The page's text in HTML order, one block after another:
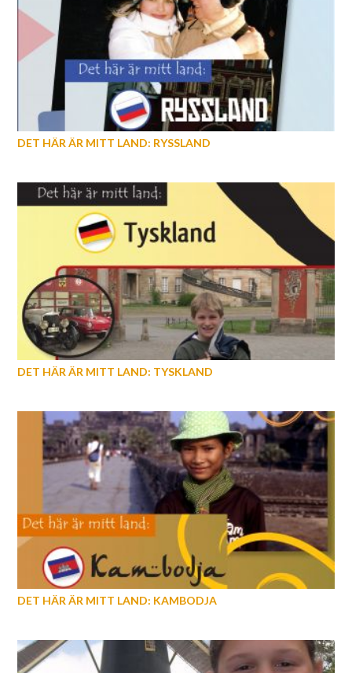
DET HÄR ÄR MITT LAND: RYSSLAND
DET HÄR ÄR MITT LAND: TYSKLAND
DET HÄR ÄR MITT LAND: KAMBODJA